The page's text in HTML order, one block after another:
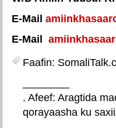
E-Mail
E-Mail
Faafin:
. Afeef: Aragtida
qorayaasha ku